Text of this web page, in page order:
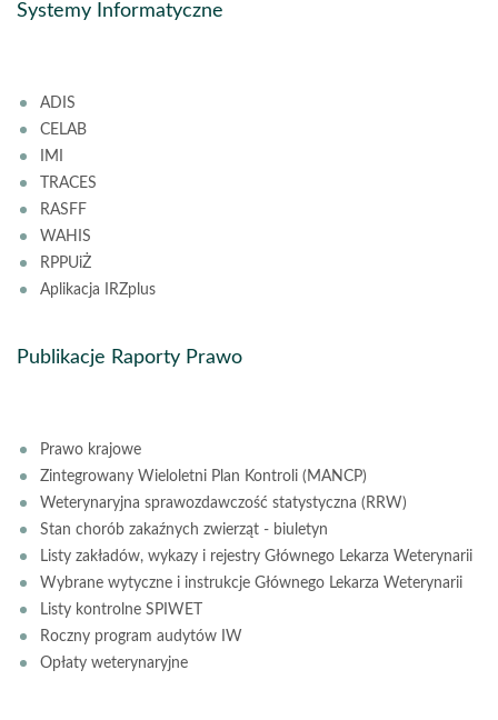
Systemy Informatyczne
ADIS
CELAB
IMI
TRACES
RASFF
WAHIS
RPPUiŻ
Aplikacja IRZplus
Publikacje Raporty Prawo
Prawo krajowe
Zintegrowany Wieloletni Plan Kontroli (MANCP)
Weterynaryjna sprawozdawczość statystyczna (RRW)
Stan chorób zakaźnych zwierząt - biuletyn
Listy zakładów, wykazy i rejestry Głównego Lekarza Weterynarii
Wybrane wytyczne i instrukcje Głównego Lekarza Weterynarii
Listy kontrolne SPIWET
Roczny program audytów IW
Opłaty weterynaryjne